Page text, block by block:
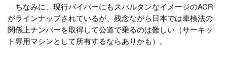
ちなみに、現行バイパーにもスパルタンなイメージのACR
がラインナップされているが、残念ながら日本では車検法の
関係上ナンバーを取得して公道で乗るのは難しい（サーキッ
ト専用マシンとして所有するならありかも）。